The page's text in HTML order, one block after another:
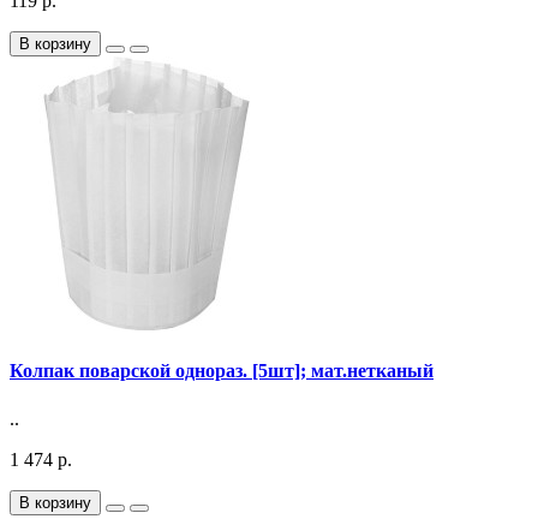
В корзину
Колпак поварской однораз. [5шт]; мат.нетканый
..
1 474 р.
В корзину